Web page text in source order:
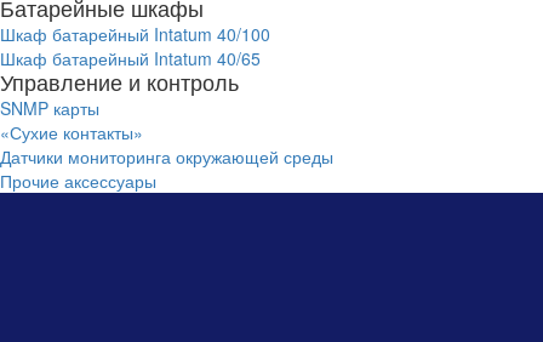
Батарейные шкафы
Шкаф батарейный Intatum 40/100
Шкаф батарейный Intatum 40/65
Управление и контроль
SNMP карты
«Сухие контакты»
Датчики мониторинга окружающей среды
Прочие аксессуары